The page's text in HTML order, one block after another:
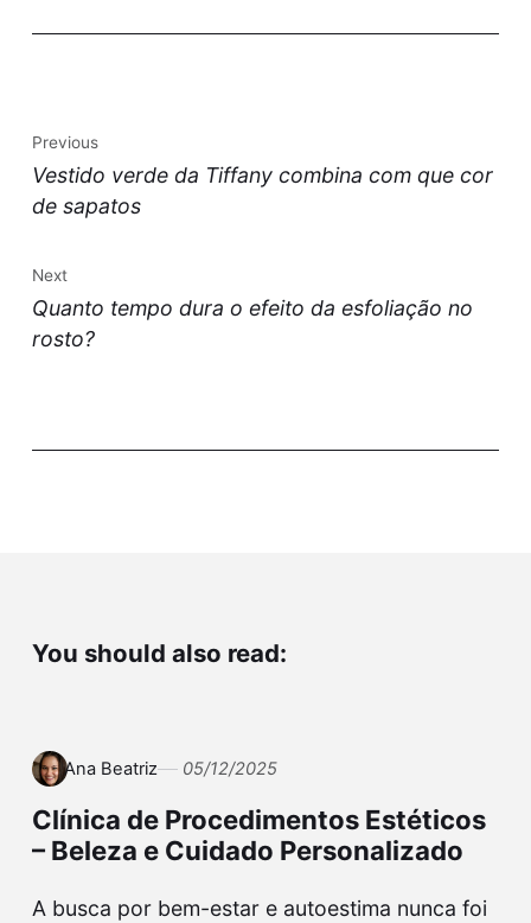
Previous
Vestido verde da Tiffany combina com que cor
de sapatos
Next
Quanto tempo dura o efeito da esfoliação no
rosto?
You should also read:
Ana Beatriz 05/12/2025
Clínica de Procedimentos Estéticos
– Beleza e Cuidado Personalizado
A busca por bem-estar e autoestima nunca foi